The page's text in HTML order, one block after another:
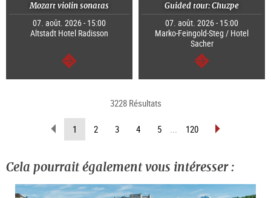
Mozart violin sonatas
07. août. 2026 - 15:00
Altstadt Hotel Radisson
Continuer
Guided tour: Chuzpe
07. août. 2026 - 15:00
Marko-Feingold-Steg / Hotel
Sacher
Continuer
3228 Résultats
Revenir
d’une
1 (Page
actuelle)
2 3 4 5 ... 120 Avancer
Cela pourrait également vous intéresser :